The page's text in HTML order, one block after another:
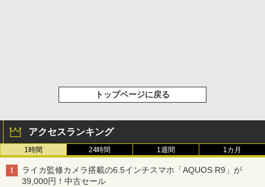
トップページに戻る
アクセスランキング
1時間 24時間 1週間 1カ月
ライカ監修カメラ搭載の6.5インチスマホ「AQUOS R9」が
39,000円！中古セール